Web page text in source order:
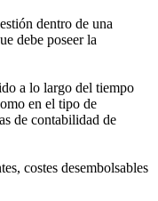
dentro de una
debe poseer la
a lo largo del tiempo
en el tipo de
de contabilidad de
costes desembolsables